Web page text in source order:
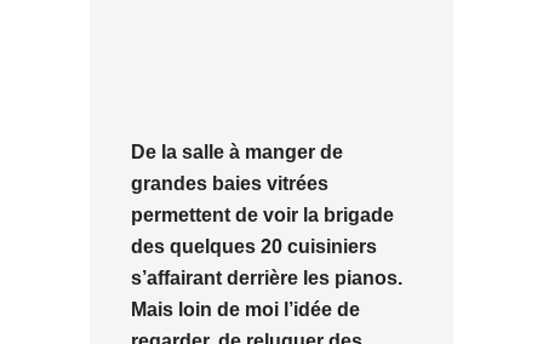
De la salle à manger de
grandes baies vitrées
permettent de voir la brigade
des quelques 20 cuisiniers
s’affairant derrière les pianos.
Mais loin de moi l’idée de